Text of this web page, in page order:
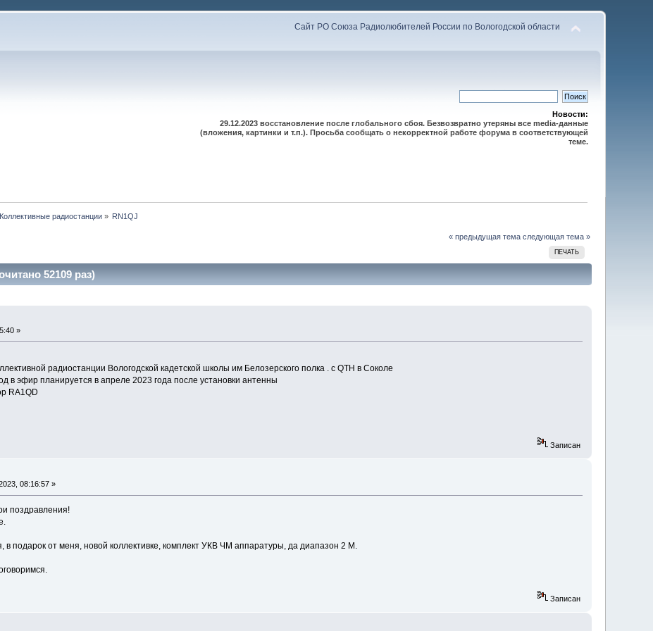
Сайт РО Союза Радиолюбителей России по Вологодской области
Новости:
29.12.2023 восстановление после глобального сбоя. Безвозвратно утеряны все media-данные
(вложения, картинки и т.п.). Просьба сообщать о некорректной работе форума в соответствующей
теме.
Коллективные радиостанции » RN1QJ
« предыдущая тема следующая тема »
ПЕЧАТЬ
52109 раз)
»
радиостанции Вологодской кадетской школы им Белозерского полка . с QTH в Соколе
в эфир планируется в апреле 2023 года после установки антенны
RA1QD
Записан
08:16:57 »
поздравления!
в подарок от меня, новой коллективке, комплект УКВ ЧМ аппаратуры, да диапазон 2 М.
Записан